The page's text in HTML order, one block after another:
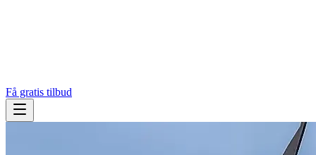
Få gratis tilbud